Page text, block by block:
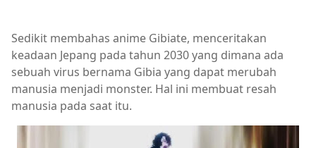
Sedikit membahas anime Gibiate, menceritakan
keadaan Jepang pada tahun 2030 yang dimana ada
sebuah virus bernama Gibia yang dapat merubah
manusia menjadi monster. Hal ini membuat resah
manusia pada saat itu.